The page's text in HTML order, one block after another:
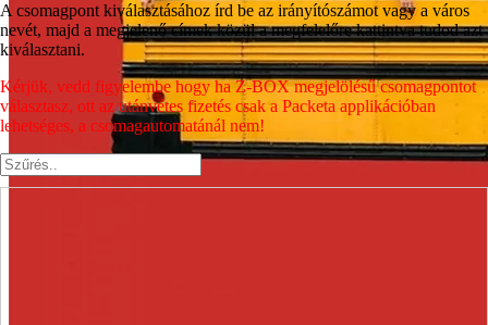
A csomagpont kiválasztásához írd be az irányítószámot vagy a város
nevét, majd a megjelenő címek közül a megfelelőre kattintva tudod azt
kiválasztani.
Kérjük, vedd figyelembe hogy ha Z-BOX megjelölésű csomagpontot
választasz, ott az utánvétes fizetés csak a Packeta applikációban
lehetséges, a csomagautomatánál nem!